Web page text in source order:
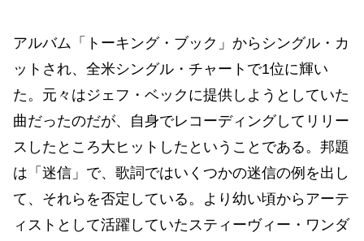
アルバム「トーキング・ブック」からシングル・カ
ットされ、全米シングル・チャートで1位に輝い
た。元々はジェフ・ベックに提供しようとしていた
曲だったのだが、自身でレコーディングしてリリー
スしたところ大ヒットしたということである。邦題
は「迷信」で、歌詞ではいくつかの迷信の例を出し
て、それらを否定している。より幼い頃からアーテ
ィストとして活躍していたスティーヴィー・ワンダ